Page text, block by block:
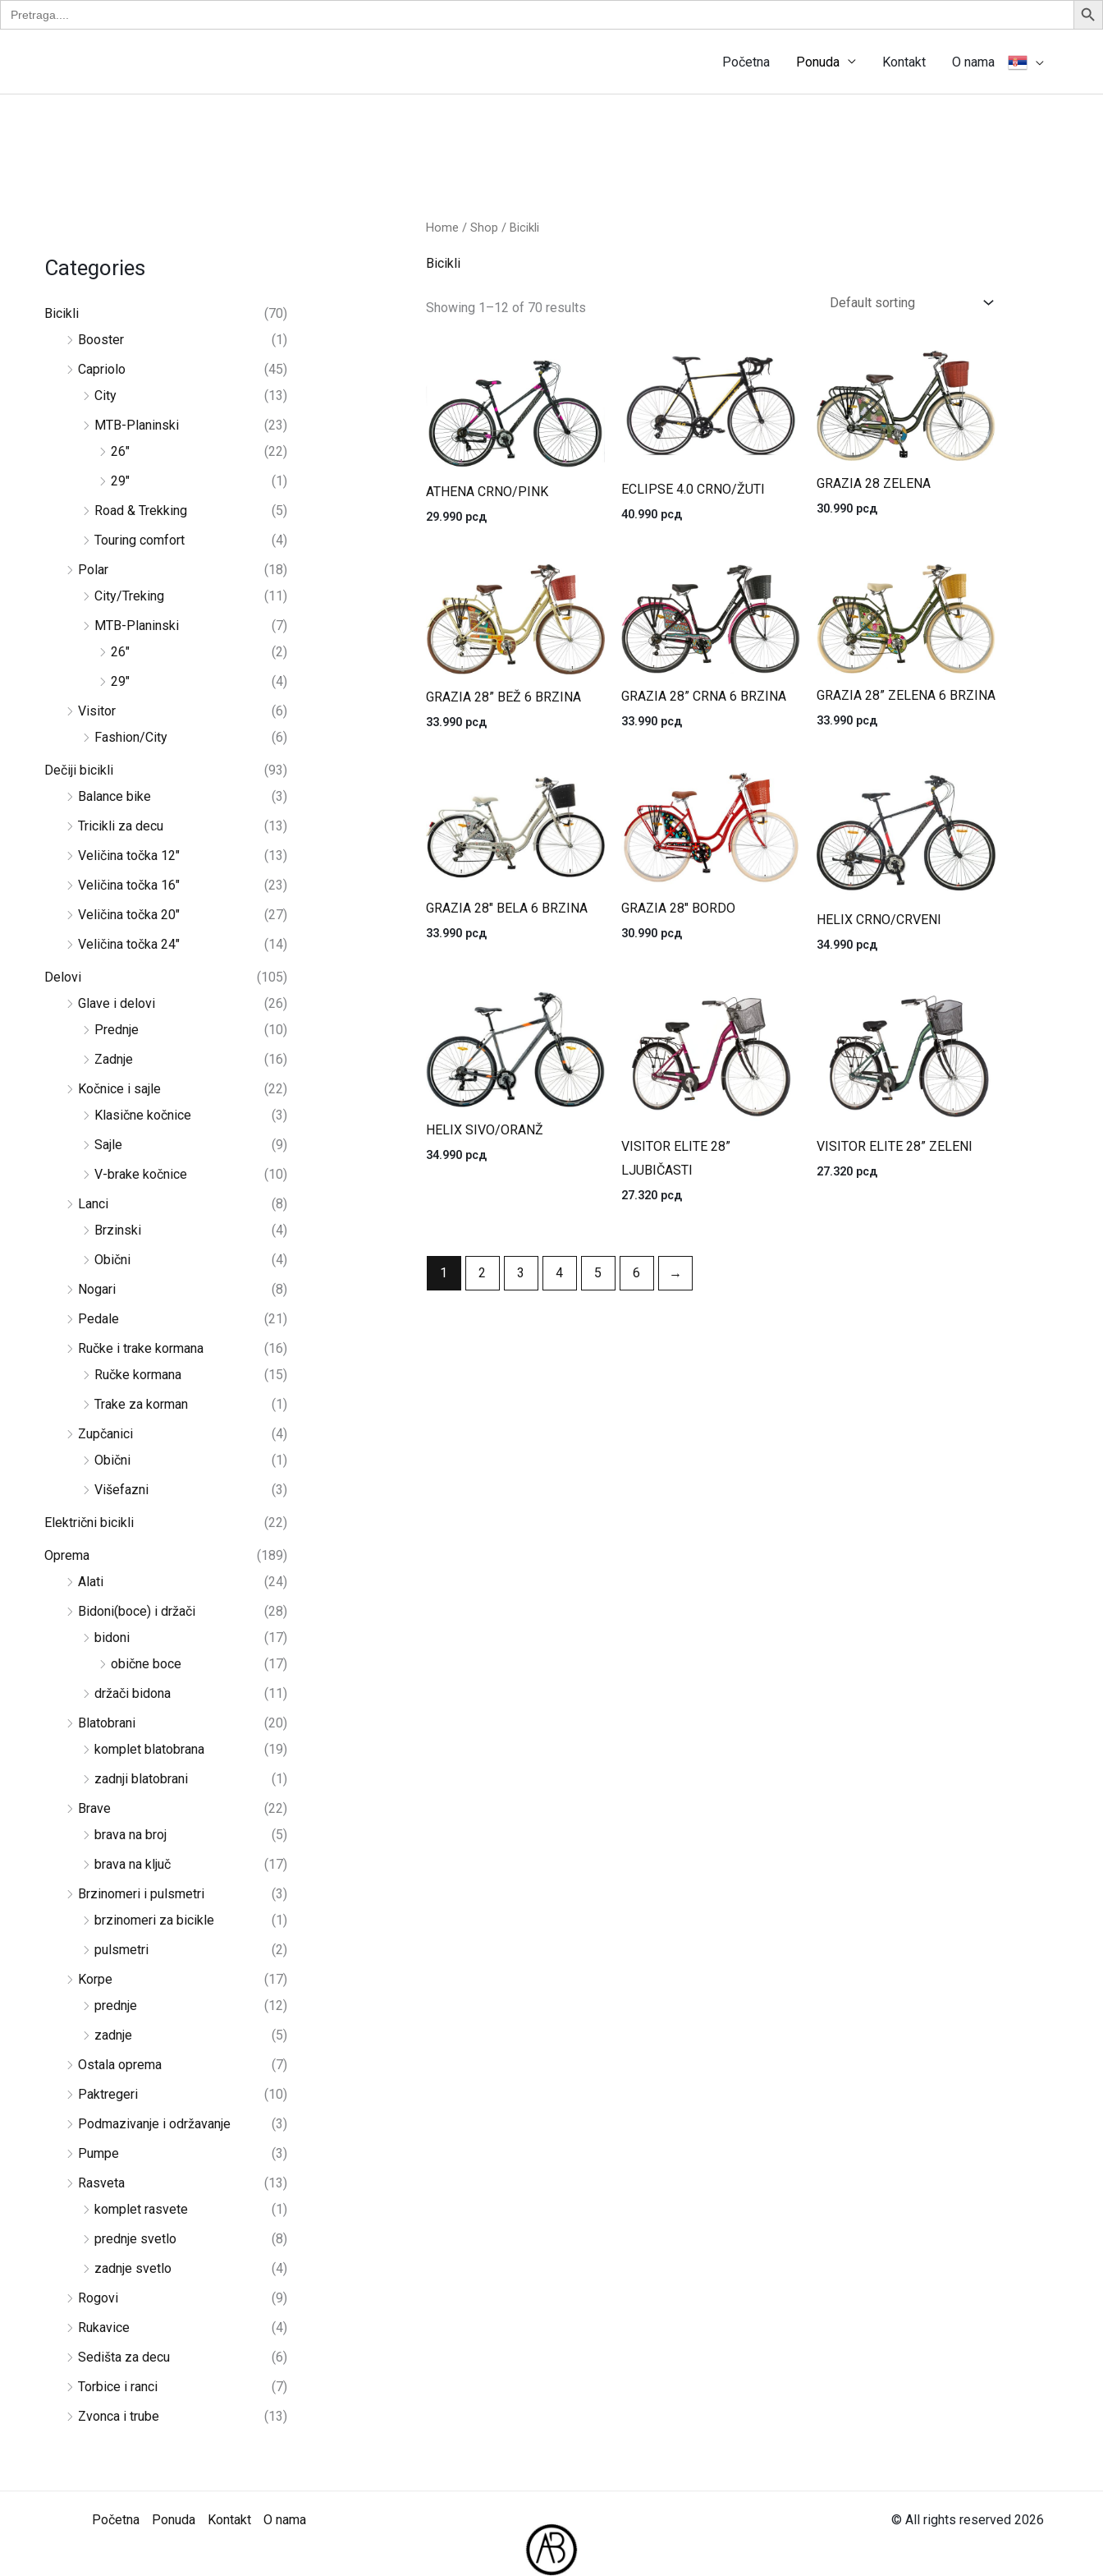
Search
for:
Skip
to
Početna Ponuda Kontakt O nama
Categories
Bicikli
(70)
Booster
(1)
Capriolo
(45)
City
(13)
MTB-Planinski
(23)
26"
(22)
29"
(1)
Road & Trekking
(5)
Touring comfort
(4)
Polar
(18)
City/Treking
(11)
MTB-Planinski
(7)
26"
(2)
29"
(4)
Visitor
(6)
Fashion/City
(6)
Dečiji bicikli
(93)
Balance bike
(3)
Tricikli za decu
(13)
Veličina točka 12"
(13)
Veličina točka 16"
(23)
Veličina točka 20"
(27)
Veličina točka 24"
(14)
Delovi
(105)
Glave i delovi
(26)
Prednje
(10)
Zadnje
(16)
Kočnice i sajle
(22)
Klasične kočnice
(3)
Sajle
(9)
V-brake kočnice
(10)
Lanci
(8)
Brzinski
(4)
Obični
(4)
Nogari
(8)
Pedale
(21)
Ručke i trake kormana
(16)
Ručke kormana
(15)
Trake za korman
(1)
Zupčanici
(4)
Obični
(1)
Višefazni
(3)
Električni bicikli (22)
Oprema
(189)
Alati
(24)
Bidoni(boce) i držači
(28)
bidoni
(17)
obične boce
(17)
držači bidona
(11)
Blatobrani
(20)
komplet blatobrana
(19)
zadnji blatobrani
(1)
Brave
(22)
brava na broj
(5)
brava na ključ
(17)
Brzinomeri i pulsmetri
(3)
brzinomeri za bicikle
(1)
pulsmetri
(2)
Korpe
(17)
prednje
(12)
zadnje
(5)
Ostala oprema
(7)
Paktregeri
(10)
Podmazivanje i održavanje
(3)
Pumpe
(3)
Rasveta
(13)
komplet rasvete
(1)
prednje svetlo
(8)
zadnje svetlo
(4)
Rogovi
(9)
Rukavice
(4)
Sedišta za decu
(6)
Torbice i ranci
(7)
Zvonca i trube
(13)
Home / Shop / Bicikli
Bicikli
Showing 1–12 of 70 results
ATHENA CRNO/PINK
29.990 рсд
ECLIPSE 4.0 CRNO/ŽUTI
40.990 рсд
GRAZIA 28 ZELENA
30.990 рсд
GRAZIA 28” BEŽ 6 BRZINA
33.990 рсд
GRAZIA 28” CRNA 6 BRZINA
33.990 рсд
GRAZIA 28” ZELENA 6 BRZINA
33.990 рсд
GRAZIA 28″ BELA 6 BRZINA
33.990 рсд
GRAZIA 28″ BORDO
30.990 рсд
HELIX CRNO/CRVENI
34.990 рсд
HELIX SIVO/ORANŽ
34.990 рсд
VISITOR ELITE 28”
LJUBIČASTI
27.320 рсд
VISITOR ELITE 28” ZELENI
27.320 рсд
1 2 3 4 5 6 →
Početna Ponuda Kontakt O nama © All rights reserved 2026